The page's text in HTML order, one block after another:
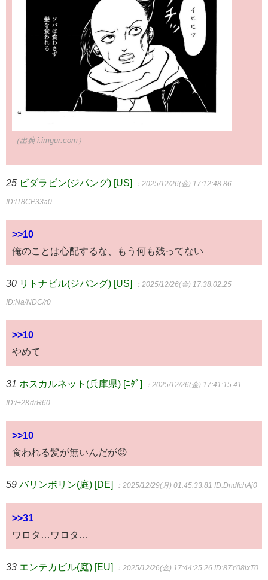
（出典 i.imgur.com）
25 ビダラビン(ジパング) [US] ：2025/12/26(金) 17:12:48.86
ID:lT8CP33a0
>>10
俺のことは心配するな、もう何も残ってない
30 リトナビル(ジパング) [US] ：2025/12/26(金) 17:38:02.25
ID:Na/NDC/r0
>>10
やめて
31 ホスカルネット(兵庫県) [ﾆﾀﾞ] ：2025/12/26(金) 17:41:15.41
ID:/+2KdrR60
>>10
食われる髪が無いんだが😡
59 バリンボリン(庭) [DE] ：2025/12/29(月) 01:45:33.81 ID:DndfchAj0
>>31
ワロタ…ワロタ…
33 エンテカビル(庭) [EU] ：2025/12/26(金) 17:44:25.26 ID:87Y08ixT0